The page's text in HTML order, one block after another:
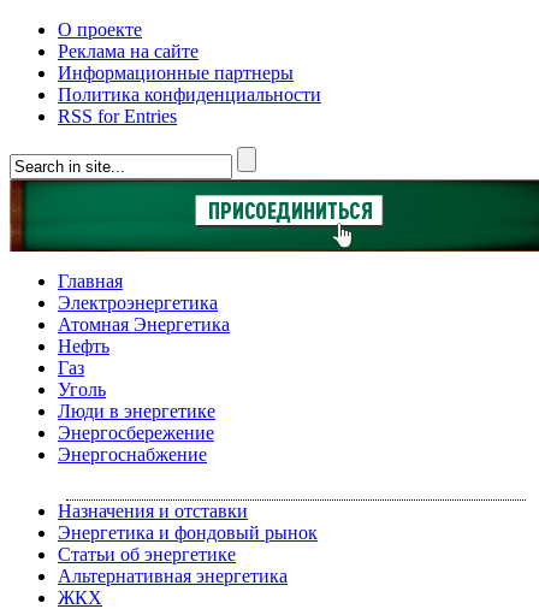
О проекте
Реклама на сайте
Информационные партнеры
Политика конфиденциальности
RSS for Entries
Главная
Электроэнергетика
Атомная Энергетика
Нефть
Газ
Уголь
Люди в энергетике
Энергосбережение
Энергоснабжение
Назначения и отставки
Энергетика и фондовый рынок
Статьи об энергетике
Альтернативная энергетика
ЖКХ